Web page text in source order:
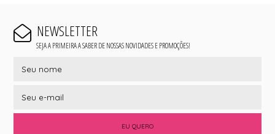
NEWSLETTER
SEJA A PRIMEIRA A SABER DE NOSSAS NOVIDADES E PROMOÇÕES!
EU QUERO